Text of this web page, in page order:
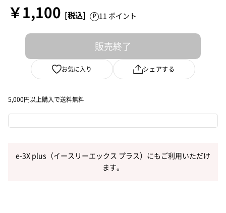
￥1,100 11 ポイント
販売終了
お気に入り シェアする
5,000円以上購入で送料無料
e-3X plus（イースリーエックス プラス）にもご利用いただけ
ます。